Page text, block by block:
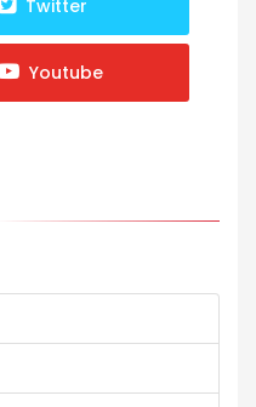
Twitter
Youtube